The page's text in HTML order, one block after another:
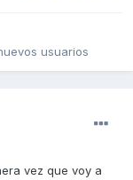
usuarios
vez que voy a